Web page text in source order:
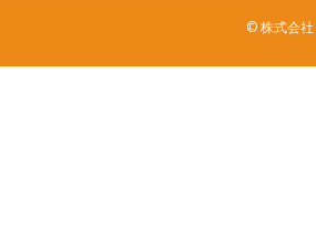
© 株式会